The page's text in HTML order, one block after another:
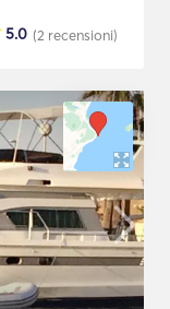
(2 recensioni)
5.0